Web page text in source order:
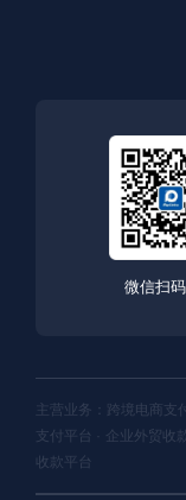
微信扫
主营业务：跨境电商支
支付平台 · 企业外贸收
收款平台